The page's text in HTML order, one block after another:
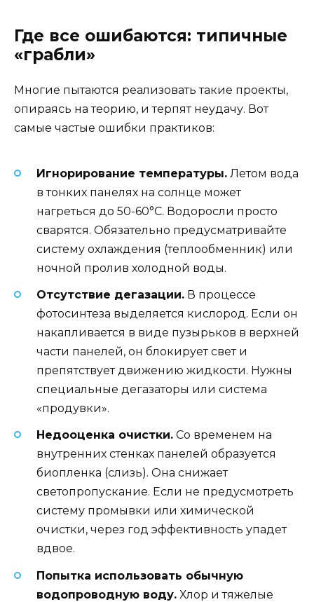
Где все ошибаются: типичные
«грабли»
Многие пытаются реализовать такие проекты,
опираясь на теорию, и терпят неудачу. Вот
самые частые ошибки практиков:
Игнорирование температуры. Летом вода
в тонких панелях на солнце может
нагреться до 50-60°C. Водоросли просто
сварятся. Обязательно предусматривайте
систему охлаждения (теплообменник) или
ночной пролив холодной воды.
Отсутствие дегазации. В процессе
фотосинтеза выделяется кислород. Если он
накапливается в виде пузырьков в верхней
части панелей, он блокирует свет и
препятствует движению жидкости. Нужны
специальные дегазаторы или система
«продувки».
Недооценка очистки. Со временем на
внутренних стенках панелей образуется
биопленка (слизь). Она снижает
светопропускание. Если не предусмотреть
систему промывки или химической
очистки, через год эффективность упадет
вдвое.
Попытка использовать обычную
водопроводную воду. Хлор и тяжелые